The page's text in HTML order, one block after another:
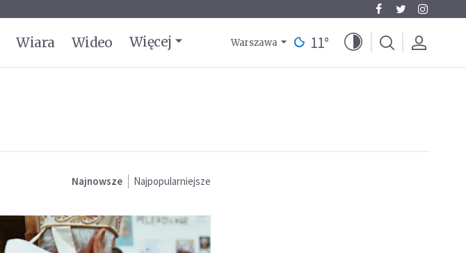
Wiara Wideo Więcej Warszawa 11°
Najnowsze Najpopularniejsze